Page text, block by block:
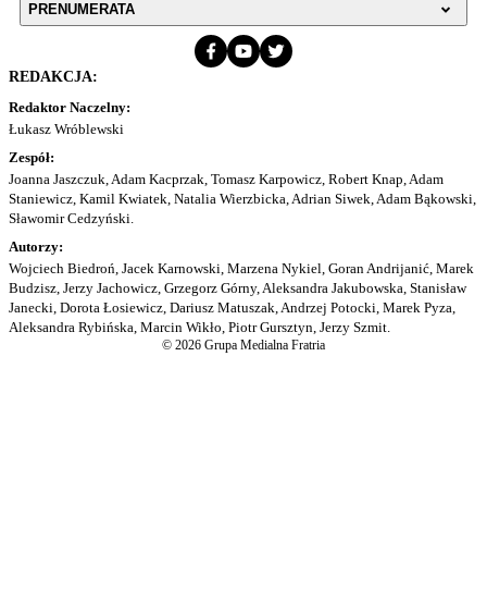
PRENUMERATA
REDAKCJA:
Redaktor Naczelny:
Łukasz Wróblewski
Zespół:
Joanna Jaszczuk, Adam Kacprzak, Tomasz Karpowicz, Robert Knap, Adam
Staniewicz, Kamil Kwiatek, Natalia Wierzbicka, Adrian Siwek, Adam Bąkowski,
Sławomir Cedzyński.
Autorzy:
Wojciech Biedroń, Jacek Karnowski, Marzena Nykiel, Goran Andrijanić, Marek
Budzisz, Jerzy Jachowicz, Grzegorz Górny, Aleksandra Jakubowska, Stanisław
Janecki, Dorota Łosiewicz, Dariusz Matuszak, Andrzej Potocki, Marek Pyza,
Aleksandra Rybińska, Marcin Wikło, Piotr Gursztyn, Jerzy Szmit.
© 2026 Grupa Medialna Fratria